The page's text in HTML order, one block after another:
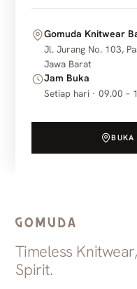
Gomuda Knitwear
Jl. Jurang No. 103,
Jawa Barat
Jam Buka
Setiap hari · 09.00 –
BUKA
Timeless
Spirit.